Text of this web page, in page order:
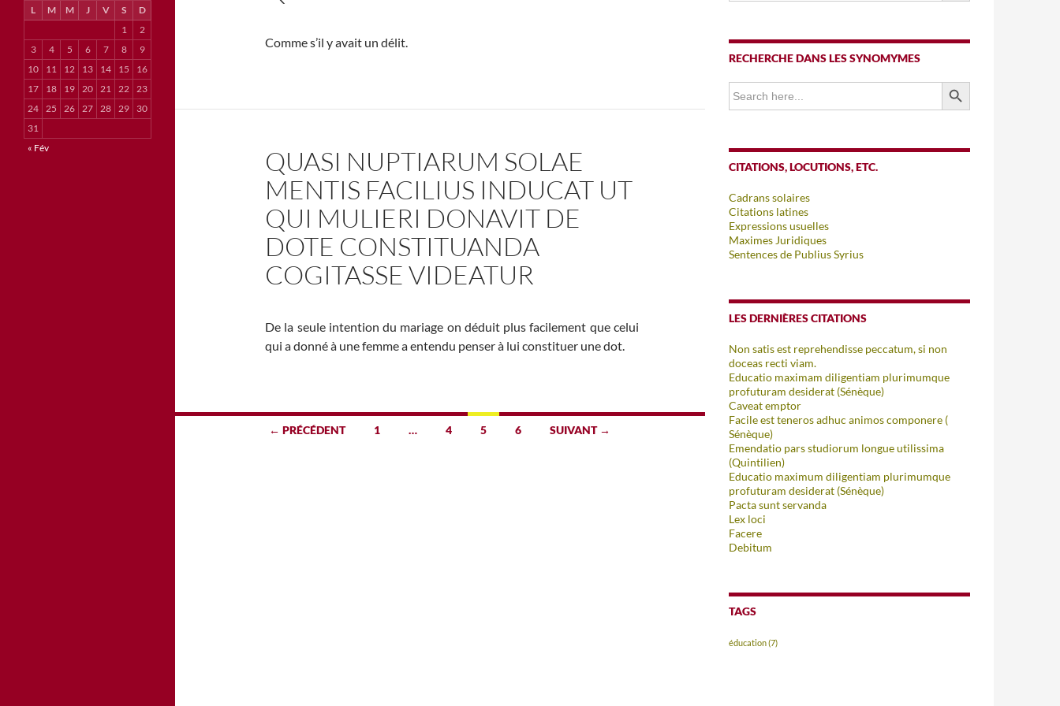
Comme s’il y avait un délit.
QUASI NUPTIARUM SOLAE
MENTIS FACILIUS INDUCAT UT
QUI MULIERI DONAVIT DE
DOTE CONSTITUANDA
COGITASSE VIDEATUR
De la seule intention du mariage on déduit plus facilement que celui
qui a donné à une femme a entendu penser à lui constituer une dot.
Navigation← PRÉCÉDENT 1 … 4 5 6 SUIVANT →
RECHERCHE DANS LES SYNOMYMES
Search
for:
SEARCH BUTTON
CITATIONS, LOCUTIONS, ETC.
Cadrans solaires
Citations latines
Expressions usuelles
Maximes Juridiques
Sentences de Publius Syrius
LES DERNIÈRES CITATIONS
Non satis est reprehendisse peccatum, si non
doceas recti viam.
Educatio maximam diligentiam plurimumque
profuturam desiderat (Sénèque)
Caveat emptor
Facile est teneros adhuc animos componere (
Sénèque)
Emendatio pars studiorum longue utilissima
(Quintilien)
Educatio maximum diligentiam plurimumque
profuturam desiderat (Sénèque)
Pacta sunt servanda
Lex loci
Facere
Debitum
TAGS
éducation(7)
L M M J V S
D
1
2
3
4 5 6 7 8
9
10
11 12 13 14 15
16
17
18 19 20 21 22 23
24 25 26 27 28 29
30
31
« Fév